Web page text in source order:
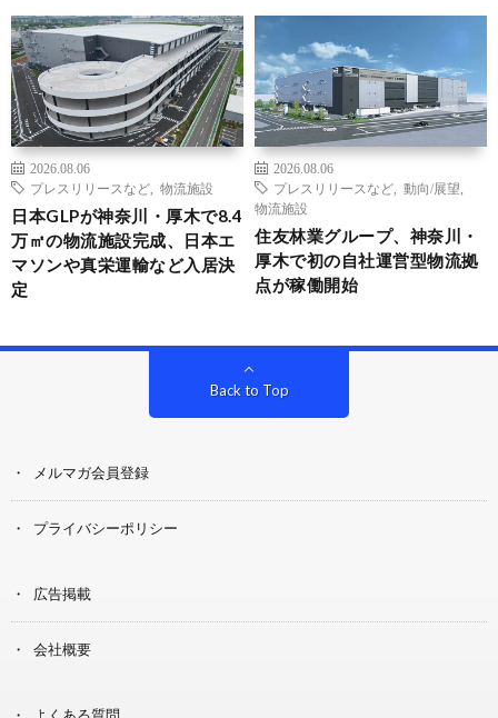
2026.08.06
プレスリリースなど
物流施設
日本GLPが神奈川・厚木で8.4
万㎡の物流施設完成、日本エ
マソンや真栄運輸など入居決
定
2026.08.06
プレスリリースなど
動向/展望
物流施設
住友林業グループ、神奈川・
厚木で初の自社運営型物流拠
点が稼働開始
Back to Top
メルマガ会員登録
プライバシーポリシー
広告掲載
会社概要